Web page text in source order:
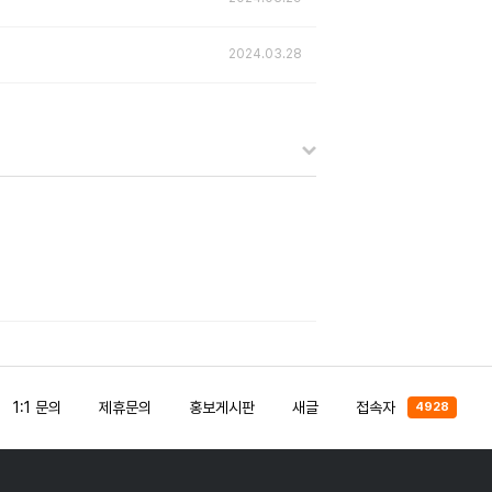
2024.03.28
1:1 문의 제휴문의 홍보게시판 새글 접속자 4928